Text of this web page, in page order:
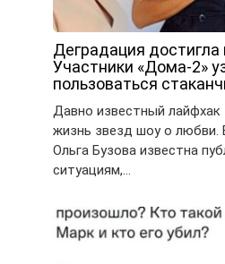
Деградация достигла
Участники «Дома-2»
пользоваться
Давно известный
жизнь звезд шоу о
Ольга Бузова известна
ситуациям,…